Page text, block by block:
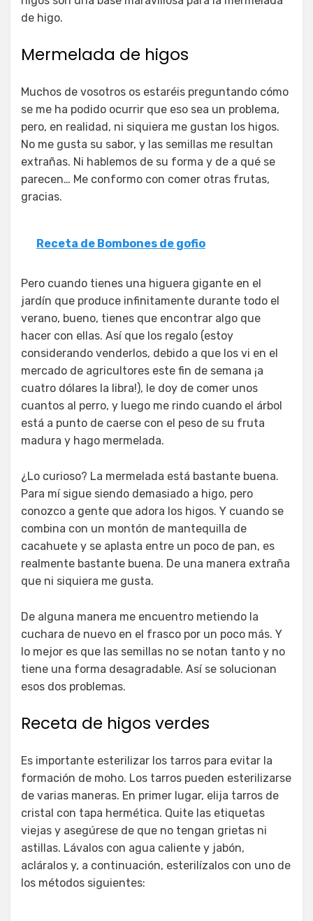
de higo.
Mermelada de higos
Muchos de vosotros os estaréis preguntando cómo
se me ha podido ocurrir que eso sea un problema,
pero, en realidad, ni siquiera me gustan los higos.
No me gusta su sabor, y las semillas me resultan
extrañas. Ni hablemos de su forma y de a qué se
parecen… Me conformo con comer otras frutas,
gracias.
Receta de Bombones de gofio
Pero cuando tienes una higuera gigante en el
jardín que produce infinitamente durante todo el
verano, bueno, tienes que encontrar algo que
hacer con ellas. Así que los regalo (estoy
considerando venderlos, debido a que los vi en el
mercado de agricultores este fin de semana ¡a
cuatro dólares la libra!), le doy de comer unos
cuantos al perro, y luego me rindo cuando el árbol
está a punto de caerse con el peso de su fruta
madura y hago mermelada.
¿Lo curioso? La mermelada está bastante buena.
Para mí sigue siendo demasiado a higo, pero
conozco a gente que adora los higos. Y cuando se
combina con un montón de mantequilla de
cacahuete y se aplasta entre un poco de pan, es
realmente bastante buena. De una manera extraña
que ni siquiera me gusta.
De alguna manera me encuentro metiendo la
cuchara de nuevo en el frasco por un poco más. Y
lo mejor es que las semillas no se notan tanto y no
tiene una forma desagradable. Así se solucionan
esos dos problemas.
Receta de higos verdes
Es importante esterilizar los tarros para evitar la
formación de moho. Los tarros pueden esterilizarse
de varias maneras. En primer lugar, elija tarros de
cristal con tapa hermética. Quite las etiquetas
viejas y asegúrese de que no tengan grietas ni
astillas. Lávalos con agua caliente y jabón,
acláralos y, a continuación, esterilízalos con uno de
los métodos siguientes: